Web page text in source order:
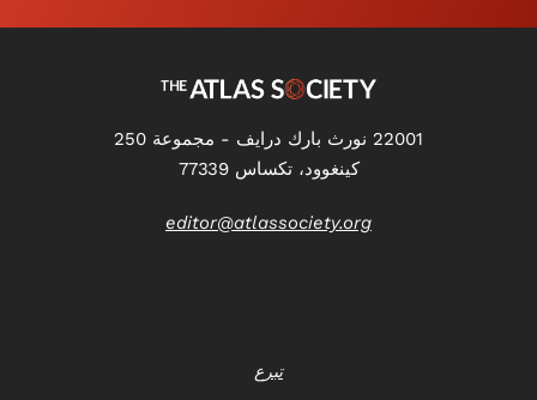
22001 نورث بارك درايف - مجموعة 250
كينغوود، تكساس 77339
editor@atlassociety.org
تبرع